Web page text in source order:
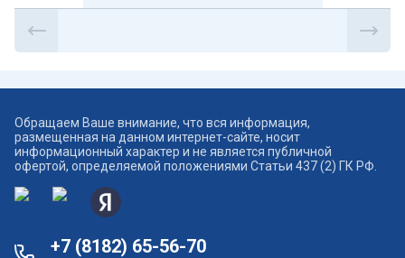
Обращаем Ваше внимание, что вся информация,
размещенная на данном интернет-сайте, носит
информационный характер и не является публичной
офертой, определяемой положениями Статьи 437 (2) ГК РФ.
+7 (8182) 65-56-70